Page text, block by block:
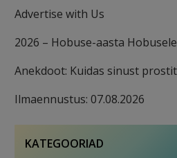
Advertise with Us
2026 – Hobuse-aasta
Anekdoot: Kuidas sinust
Ilmaennustus: 07.08.2026
KATEGOORIAD